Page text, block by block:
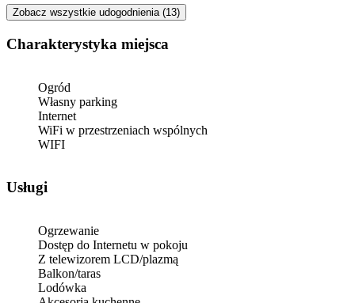
Zobacz wszystkie udogodnienia (13)
Charakterystyka miejsca
Ogród
Własny parking
Internet
WiFi w przestrzeniach wspólnych
WIFI
Usługi
Ogrzewanie
Dostęp do Internetu w pokoju
Z telewizorem LCD/plazmą
Balkon/taras
Lodówka